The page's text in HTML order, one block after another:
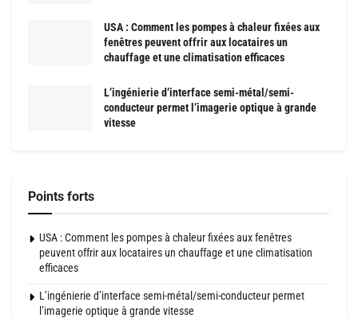
USA : Comment les pompes à chaleur fixées aux
fenêtres peuvent offrir aux locataires un
chauffage et une climatisation efficaces
L’ingénierie d’interface semi-métal/semi-
conducteur permet l’imagerie optique à grande
vitesse
Points forts
USA : Comment les pompes à chaleur fixées aux fenêtres
peuvent offrir aux locataires un chauffage et une climatisation
efficaces
L’ingénierie d’interface semi-métal/semi-conducteur permet
l’imagerie optique à grande vitesse